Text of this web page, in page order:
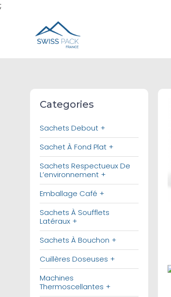
;
Categories
Sachets Debout +
Sachet À Fond Plat +
Sachets Respectueux De
L’environnement +
Emballage Café +
Sachets À Soufflets
Latéraux +
Sachets À Bouchon +
Cuillères Doseuses +
Machines
Thermoscellantes +